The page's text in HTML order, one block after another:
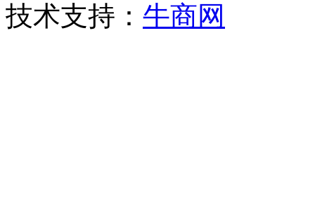
技术支持： 牛商网